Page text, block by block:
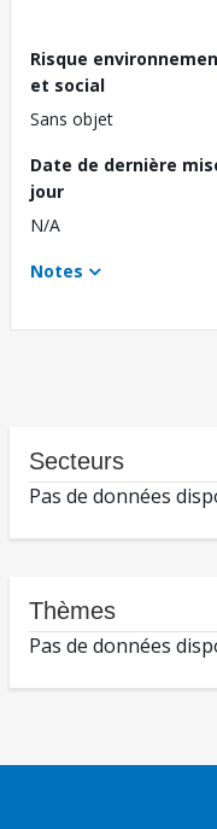
Risque
et social
Sans objet
Date de dernière
jour
N/A
Notes
Secteurs
Pas de données
Thèmes
Pas de données